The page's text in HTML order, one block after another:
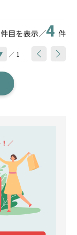
件目を表示／4 件
／ 1